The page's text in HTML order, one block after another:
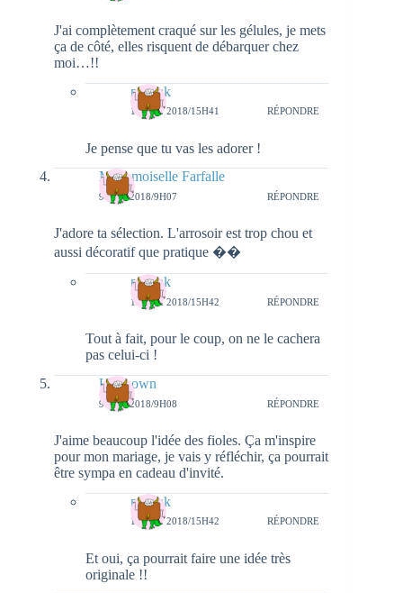
J'ai complètement craqué sur les gélules, je mets
ça de côté, elles risquent de débarquer chez
moi…!!
natieak
13 MAI 2018/15H41 RÉPONDRE
Je pense que tu vas les adorer !
Mademoiselle Farfalle
9 MAI 2018/9H07 RÉPONDRE
J'adore ta sélection. L'arrosoir est trop chou et
aussi décoratif que pratique ��
natieak
13 MAI 2018/15H42 RÉPONDRE
Tout à fait, pour le coup, on ne le cachera
pas celui-ci !
Unknown
9 MAI 2018/9H08 RÉPONDRE
J'aime beaucoup l'idée des fioles. Ça m'inspire
pour mon mariage, je vais y réfléchir, ça pourrait
être sympa en cadeau d'invité.
natieak
13 MAI 2018/15H42 RÉPONDRE
Et oui, ça pourrait faire une idée très
originale !!